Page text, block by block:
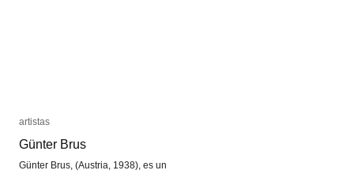
artistas
Günter Brus
Günter Brus, (Austria, 1938), es un
artistas
Günter Brus